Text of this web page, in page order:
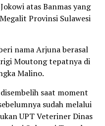
atas Banmas yang
Provinsi Sulawesi
nama Arjuna berasal
Moutong tepatnya di
Malino.
saat moment
sudah melalui
UPT Veteriner Dinas